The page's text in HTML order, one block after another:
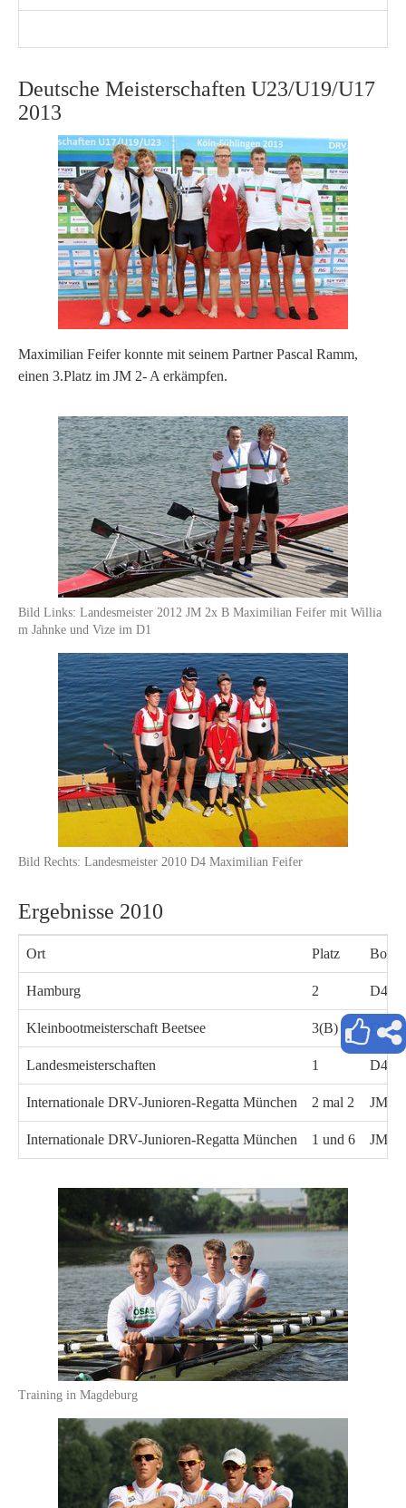
Deutsche Meisterschaften U23/U19/U17
2013
Maximilian Feifer konnte mit seinem Partner Pascal Ramm,
einen 3.Platz im JM 2- A erkämpfen.
Bild Links: Landesmeister 2012 JM 2x B Maximilian Feifer mit Willia
m Jahnke und Vize im D1
Bild Rechts: Landesmeister 2010 D4 Maximilian Feifer
Ergebnisse 2010
Ort Platz
Hamburg 2 D4x-
Kleinbootmeisterschaft Beetsee 3(B) D1
Landesmeisterschaften 1 D4x
Internationale DRV-Junioren-Regatta München 2 mal 2
Internationale DRV-Junioren-Regatta München 1 und 6 JM1x
Training in Magdeburg